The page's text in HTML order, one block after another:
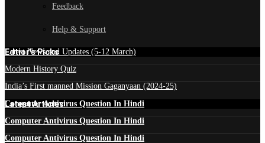
Feedback
Help & Support
Edtior's Picks
Latest News and Updates (5-12 March)
Modern History Quiz
India’s First manned Mission Gaganyaan (2024-25)
Latest Articles
Computer Antivirus Question In Hindi
Computer Antivirus Question In Hindi
Computer Antivirus Question In Hindi